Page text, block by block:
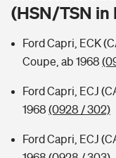
Sie haben Fragen?
Zur Übersicht
Rentenrechner: Wie
(HSN/TSN in
Ford Capri, ECK
Coupe, ab 1968
Ford Capri, ECJ
1968 (0928 / 302)
Ford Capri, ECJ